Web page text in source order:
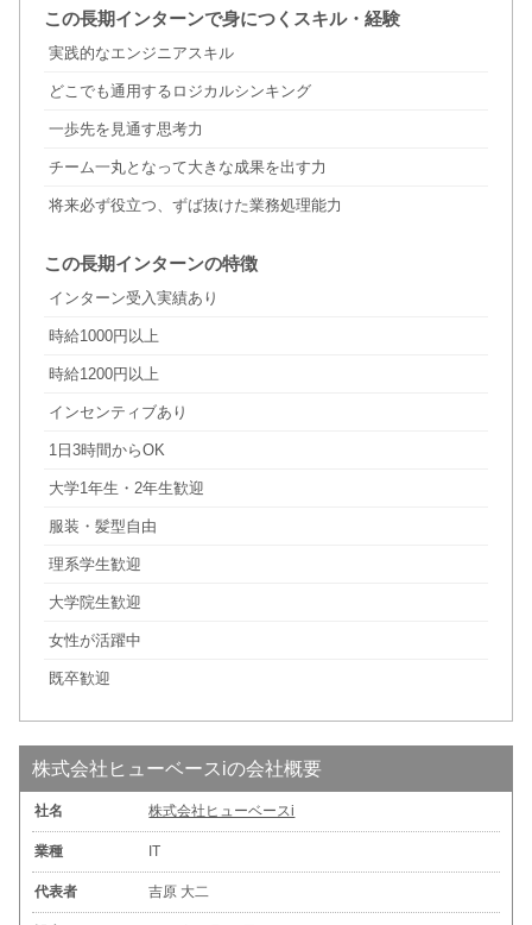
この長期インターンで身につくスキル・経験
実践的なエンジニアスキル
どこでも通用するロジカルシンキング
一歩先を見通す思考力
チーム一丸となって大きな成果を出す力
将来必ず役立つ、ずば抜けた業務処理能力
この長期インターンの特徴
インターン受入実績あり
時給1000円以上
時給1200円以上
インセンティブあり
1日3時間からOK
大学1年生・2年生歓迎
服装・髪型自由
理系学生歓迎
大学院生歓迎
女性が活躍中
既卒歓迎
株式会社ヒューベースiの会社概要
社名 株式会社ヒューベースi
業種 IT
代表者 吉原 大二